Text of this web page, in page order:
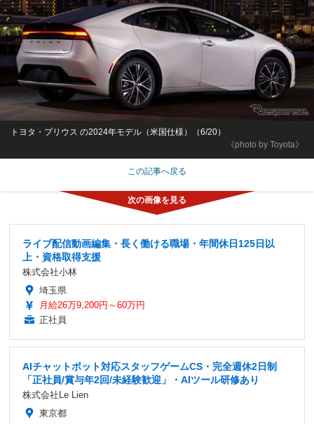
《photo by Toyota》
トヨタ・プリウス の2024年モデル（米国仕様）（6/20）
この記事へ戻る
ライブ配信動画編集・長く働ける職場・年間休日125日以
上・資格取得支援
株式会社小林
埼玉県
月給26万9,200円～60万円
正社員
AIチャットボット対応スタッフゲームCS・完全週休2日制
「正社員/賞与年2回/未経験歓迎」・AIツール研修あり
株式会社Le Lien
東京都